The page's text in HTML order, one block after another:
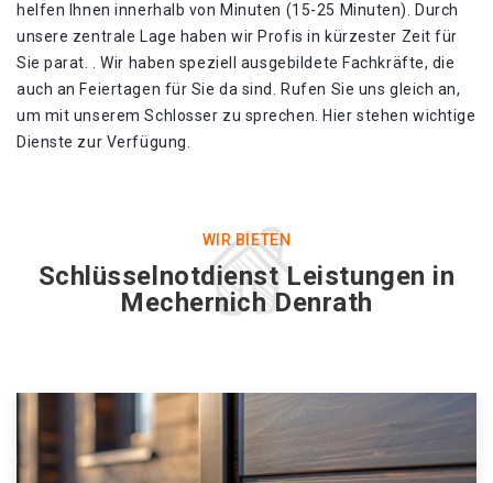
helfen Ihnen innerhalb von Minuten (15-25 Minuten). Durch
unsere zentrale Lage haben wir Profis in kürzester Zeit für
Sie parat. . Wir haben speziell ausgebildete Fachkräfte, die
auch an Feiertagen für Sie da sind. Rufen Sie uns gleich an,
um mit unserem Schlosser zu sprechen. Hier stehen wichtige
Dienste zur Verfügung.
WIR BIETEN
Schlüsselnotdienst Leistungen in
Mechernich Denrath